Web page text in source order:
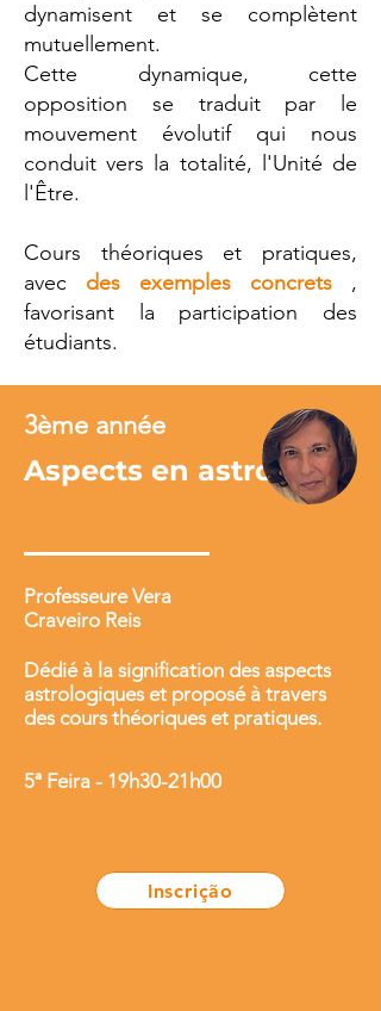
dynamisent et se complètent
mutuellement.
Cette dynamique, cette
opposition se traduit par le
mouvement évolutif qui nous
conduit vers la totalité, l'Unité de
l'Être.
Cours théoriques et pratiques,
avec des exemples concrets ,
favorisant la participation des
étudiants.
3ème année
Aspects en astrologie
Professeure Vera
Craveiro Reis
Dédié à la signification des aspects
astrologiques et proposé à travers
des cours théoriques et pratiques.
5ª Feira - 19h30-21h00
Inscrição